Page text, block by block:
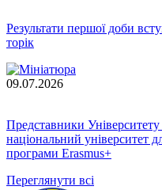
Результати першої доби
торік
09.07.2026
Представники
національний університет
програми Erasmus+
Переглянути всі